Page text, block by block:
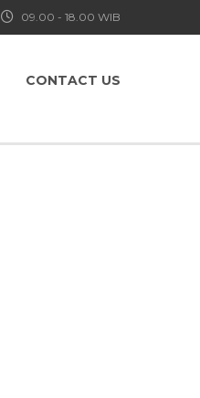
09.00 - 18.00 WIB
CONTACT US